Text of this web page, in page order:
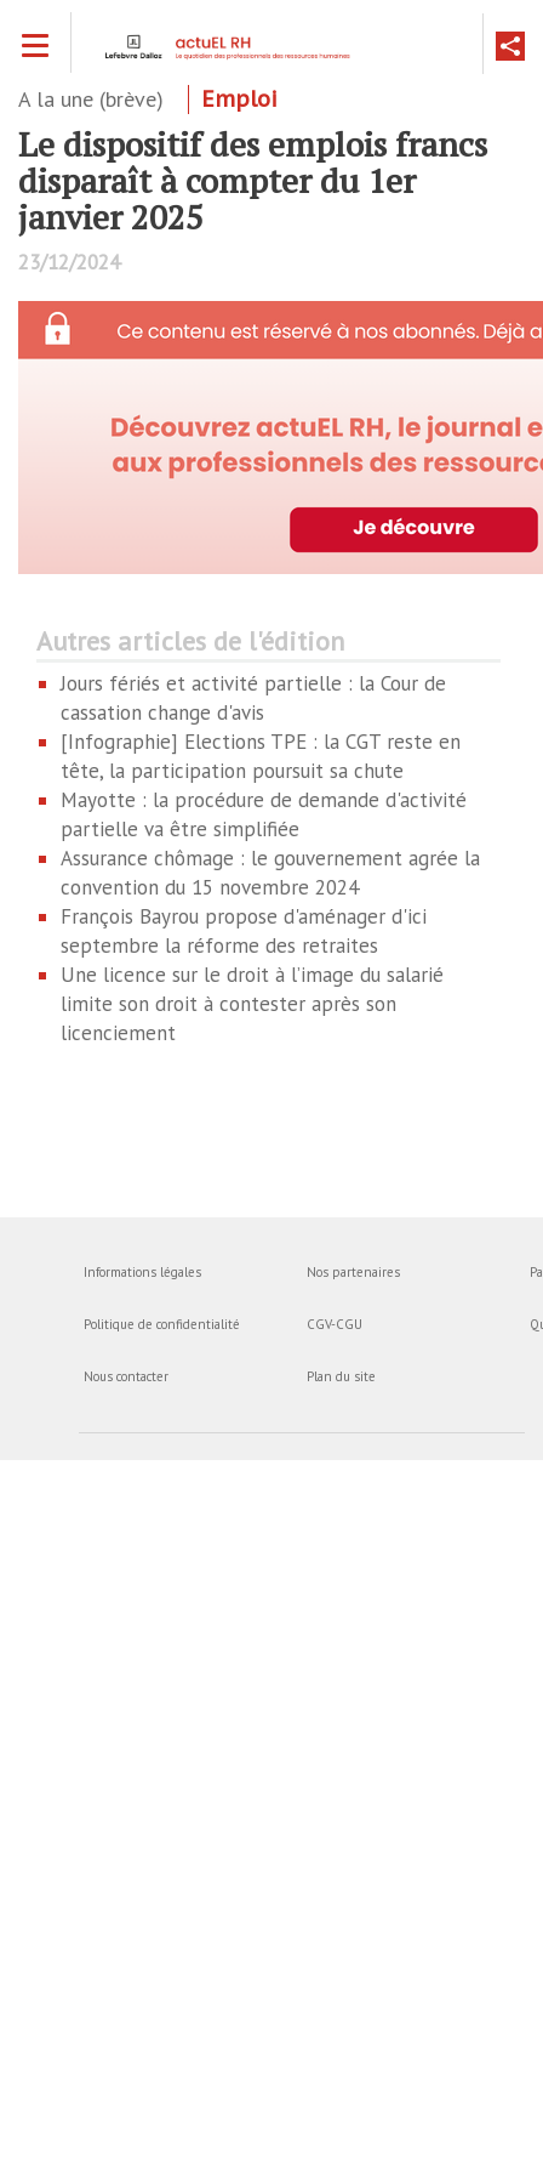
contenu
A la une (brève) Emploi
Le dispositif des emplois francs
disparaît à compter du 1er
janvier 2025
23/12/2024
Autres articles de l'édition
Jours fériés et activité partielle : la Cour de
cassation change d'avis
[Infographie] Elections TPE : la CGT reste en
tête, la participation poursuit sa chute
Mayotte : la procédure de demande d'activité
partielle va être simplifiée
Assurance chômage : le gouvernement agrée la
convention du 15 novembre 2024
François Bayrou propose d'aménager d'ici
septembre la réforme des retraites
Une licence sur le droit à l’image du salarié
limite son droit à contester après son
licenciement
Informations légales
Politique de confidentialité
Nous contacter
Nos partenaires
CGV-CGU
Plan du site